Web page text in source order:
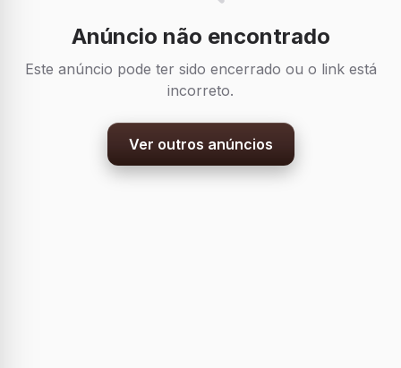
Anúncio não encontrado
Este anúncio pode ter sido encerrado ou o link está
incorreto.
Ver outros anúncios